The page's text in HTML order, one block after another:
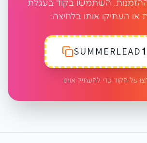
השתמשו בקוד בעגלת
או העתיקו אותו בלחיצה:
על הקוד כדי להעתיק אותו